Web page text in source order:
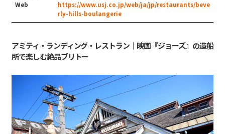
Web
https://www.usj.co.jp/web/ja/jp/restaurants/beve
rly-hills-boulangerie
アミティ・ランディング・レストラン｜映画『ジョーズ』の造船
所で楽しむ絶品ブリトー